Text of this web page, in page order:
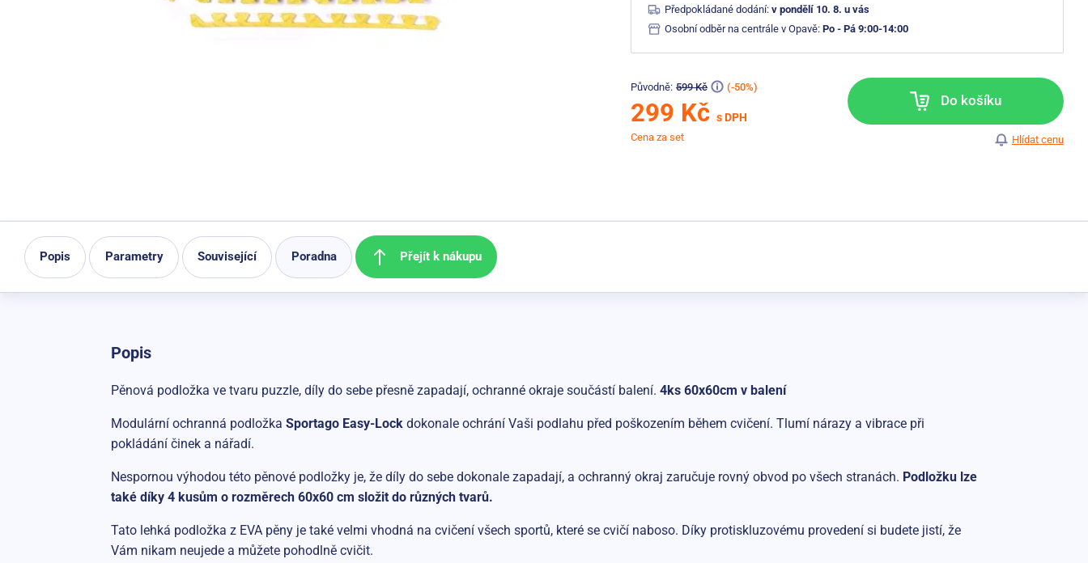
Předpokládané dodání: v pondělí 10. 8. u vás
Osobní odběr na centrále v Opavě: Po - Pá 9:00-14:00
Původně: 599 Kč (-50%)
299 Kč s DPH
Cena za set
Do košíku
Hlídat cenu
Popis Parametry Související Poradna Přejít k nákupu
Popis
Pěnová podložka ve tvaru puzzle, díly do sebe přesně zapadají, ochranné okraje součástí balení. 4ks 60x60cm v balení
Modulární ochranná podložka Sportago Easy-Lockdokonale ochrání Vaši podlahu před poškozením během cvičení. Tlumí nárazy a vibrace při
pokládání činek a nářadí.
Nespornou výhodou této pěnové podložky je, že díly do sebe dokonale zapadají, a ochranný okraj zaručuje rovný obvod po všech stranách. Podložku lze
také díky 4 kusům o rozměrech 60x60 cm složit do různých tvarů.
Tato lehká podložka z EVA pěny je také velmi vhodná na cvičení všech sportů, které se cvičí naboso. Díky protiskluzovému provedení si budete jistí, že
Vám nikam neujede a můžete pohodlně cvičit.